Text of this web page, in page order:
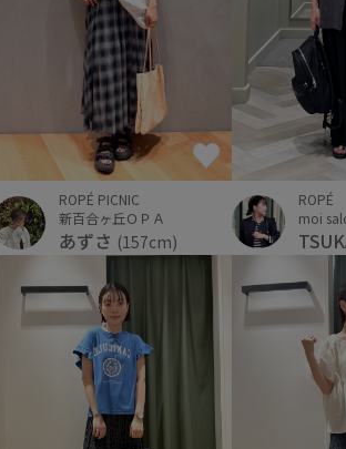
ROPÉ PICNIC
新百合ヶ丘ＯＰＡ
あずさ (157cm)
ROPÉ